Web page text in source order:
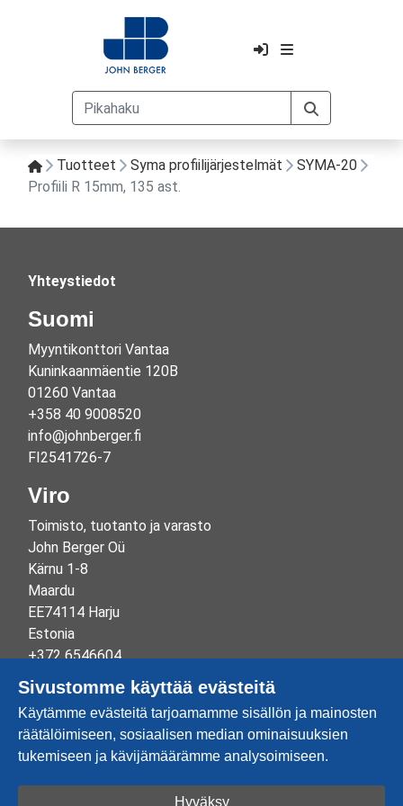
Tuotteet Syma profiilijärjestelmät
SYMA-20
Profiili R 15mm, 135 ast.
Yhteystiedot
Suomi
Myyntikonttori Vantaa
Kuninkaanmäentie 120B
01260 Vantaa
+358 40 9008520
info@johnberger.fi
FI2541726-7
Viro
Toimisto, tuotanto ja varasto
John Berger Oü
Kärnu 1-8
Maardu
EE74114 Harju
Estonia
+372 6546604
info@johnberger.ee
Reg.nr 10265834
EE100332513
Sivustomme käyttää evästeitä
Käytämme evästeitä tarjoamamme sisällön ja mainosten
räätälöimiseen, sosiaalisen median ominaisuuksien
tukemiseen ja kävijämäärämme analysoimiseen.
Hyväksy